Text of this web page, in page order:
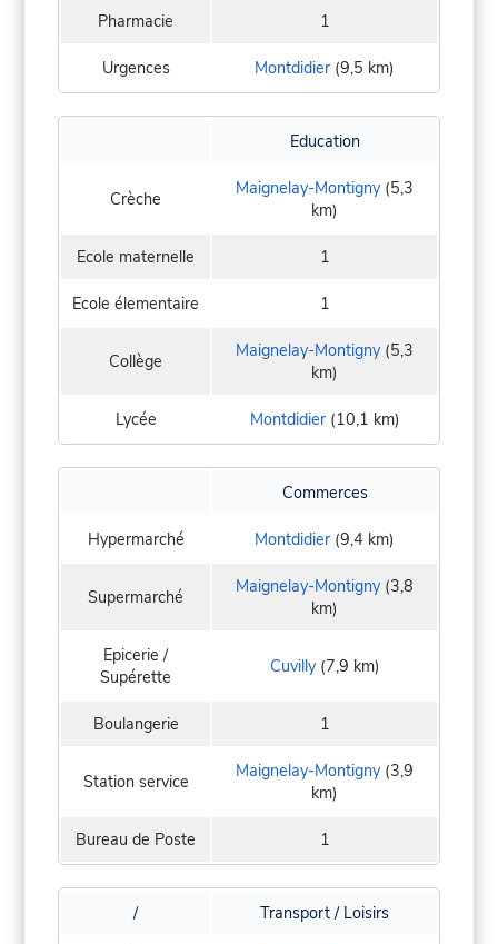
Pharmacie 1
Urgences Montdidier (9,5 km)
Education
Crèche Maignelay-Montigny (5,3
km)
Ecole maternelle 1
Ecole élementaire 1
Collège Maignelay-Montigny (5,3
km)
Lycée Montdidier(10,1 km)
Commerces
Hypermarché Montdidier (9,4 km)
Supermarché Maignelay-Montigny (3,8
km)
Epicerie /
Supérette
Cuvilly(7,9 km)
Boulangerie 1
Station service Maignelay-Montigny (3,9
km)
Bureau de Poste 1
/ Transport / Loisirs